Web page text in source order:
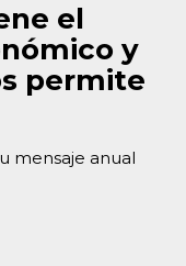
el
y
permite
mensaje anual